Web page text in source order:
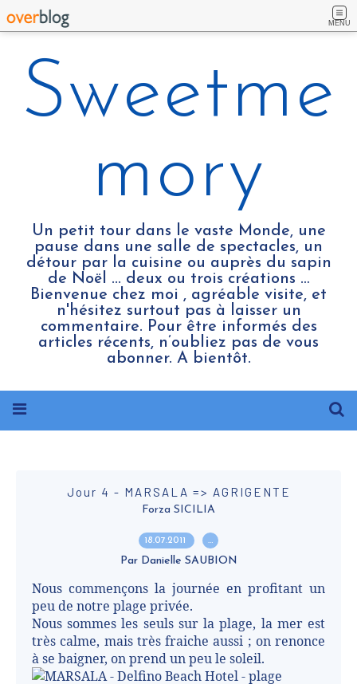
MENU
Sweetme
mory
Un petit tour dans le vaste Monde, une
pause dans une salle de spectacles, un
détour par la cuisine ou auprès du sapin
de Noël ... deux ou trois créations …
Bienvenue chez moi , agréable visite, et
n'hésitez surtout pas à laisser un
commentaire. Pour être informés des
articles récents, n’oubliez pas de vous
abonner. A bientôt.
Jour 4 - MARSALA => AGRIGENTE
Forza SICILIA
18.07.2011 …
Par Danielle SAUBION
Nous commençons la journée en profitant un
peu de notre plage privée.
Nous sommes les seuls sur la plage, la mer est
très calme, mais très fraiche aussi ; on renonce
à se baigner, on prend un peu le soleil.